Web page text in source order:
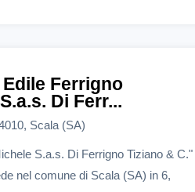
Edile Ferrigno
Di Ferr...
Scala (SA)
S.a.s. Di Ferrigno Tiziano & C."
nel comune di Scala (SA) in 6,